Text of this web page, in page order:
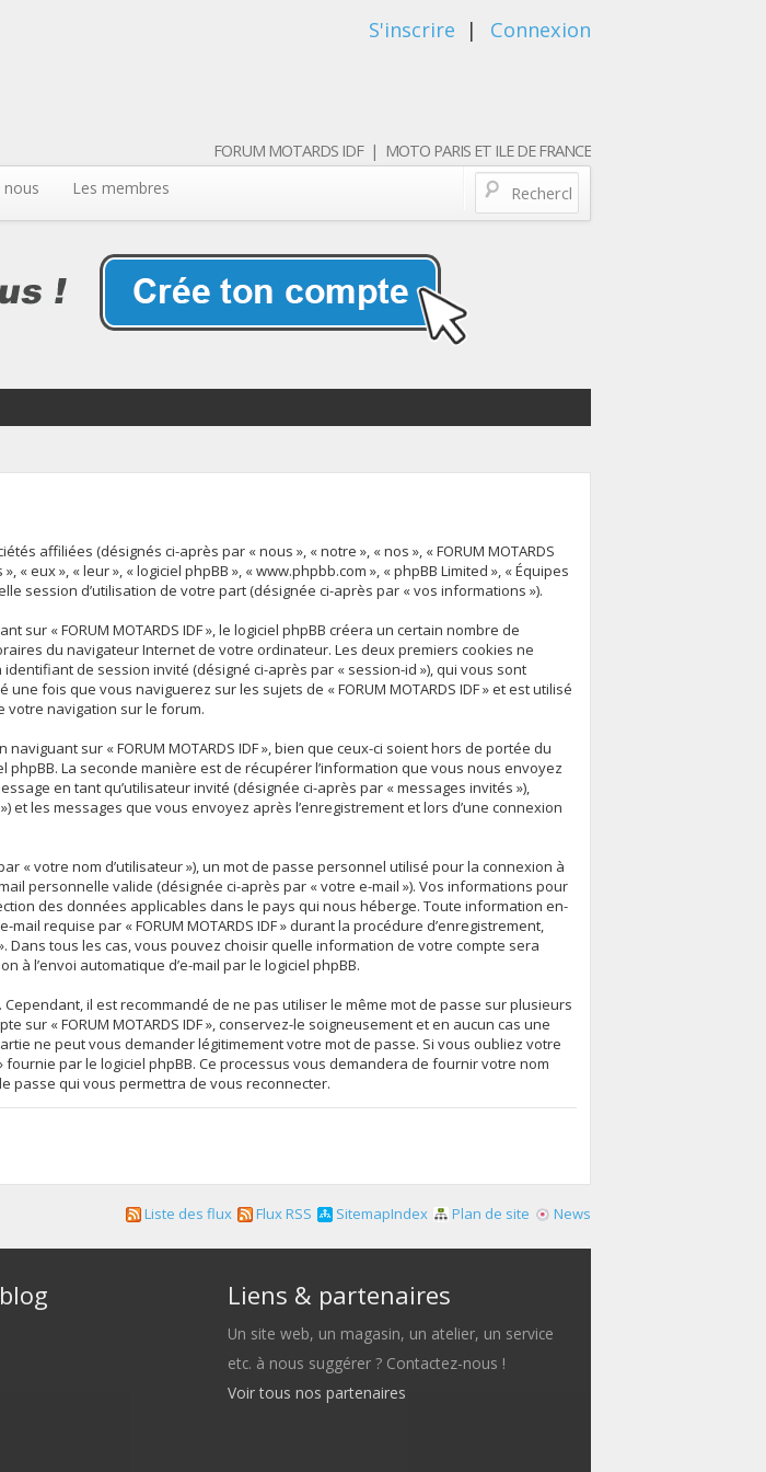
S'inscrire | Connexion
FORUM MOTARDS IDF | MOTO PARIS ET ILE DE FRANCE
Les membres
affiliées (désignés ci-après par « nous », « notre », « nos », « FORUM MOTARDS
eux », « leur », « logiciel phpBB », « www.phpbb.com », « phpBB Limited », « Équipes
session d’utilisation de votre part (désignée ci-après par « vos informations »).
« FORUM MOTARDS IDF », le logiciel phpBB créera un certain nombre de
du navigateur Internet de votre ordinateur. Les deux premiers cookies ne
de session invité (désigné ci-après par « session-id »), qui vous sont
fois que vous naviguerez sur les sujets de « FORUM MOTARDS IDF » et est utilisé
votre navigation sur le forum.
sur « FORUM MOTARDS IDF », bien que ceux-ci soient hors de portée du
La seconde manière est de récupérer l’information que vous nous envoyez
en tant qu’utilisateur invité (désignée ci-après par « messages invités »),
et les messages que vous envoyez après l’enregistrement et lors d’une connexion
« votre nom d’utilisateur »), un mot de passe personnel utilisé pour la connexion à
personnelle valide (désignée ci-après par « votre e-mail »). Vos informations pour
des données applicables dans le pays qui nous héberge. Toute information en-
requise par « FORUM MOTARDS IDF » durant la procédure d’enregistrement,
Dans tous les cas, vous pouvez choisir quelle information de votre compte sera
l’envoi automatique d’e-mail par le logiciel phpBB.
il est recommandé de ne pas utiliser le même mot de passe sur plusieurs
« FORUM MOTARDS IDF », conservez-le soigneusement et en aucun cas une
ne peut vous demander légitimement votre mot de passe. Si vous oubliez votre
par le logiciel phpBB. Ce processus vous demandera de fournir votre nom
passe qui vous permettra de vous reconnecter.
News
Plan de site
SitemapIndex
Flux RSS
Liste des flux
Liens & partenaires
Un site web, un magasin, un atelier, un service
etc. à nous suggérer ? Contactez-nous !
Voir tous nos partenaires